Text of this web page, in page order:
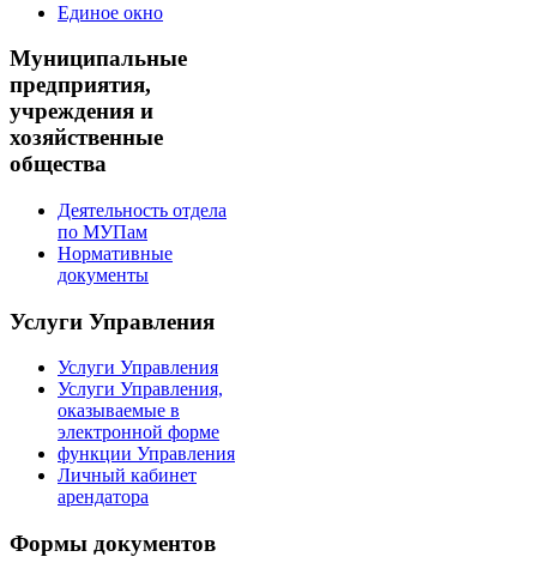
Единое окно
Муниципальные
предприятия,
учреждения и
хозяйственные
общества
Деятельность отдела
по МУПам
Нормативные
документы
Услуги Управления
Услуги Управления
Услуги Управления,
оказываемые в
электронной форме
функции Управления
Личный кабинет
арендатора
Формы документов